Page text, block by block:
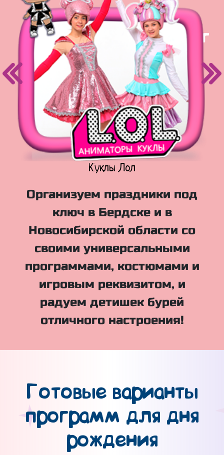
Куклы Лол
Организуем праздники под
ключ в Бердске и в
Новосибирской области со
своими универсальными
программами, костюмами и
игровым реквизитом, и
радуем детишек бурей
отличного настроения!
Готовые варианты
программ для дня
рождения